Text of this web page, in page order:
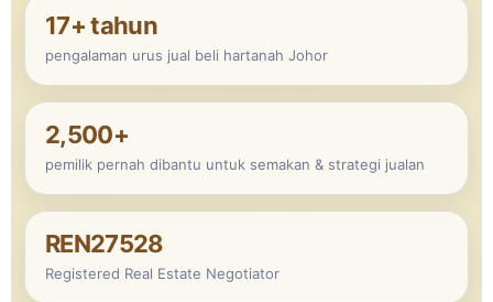
17+ tahun
pengalaman urus jual beli hartanah Johor
2,500+
pemilik pernah dibantu untuk semakan & strategi jualan
REN27528
Registered Real Estate Negotiator